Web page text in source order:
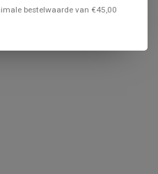
bestelwaarde van €45,00